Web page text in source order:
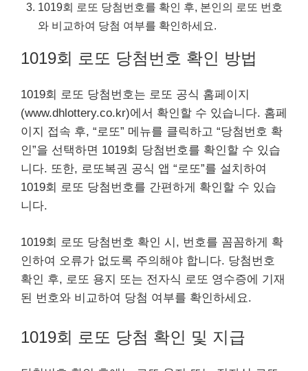
1019회 로또 당첨번호를 확인 후, 본인의 로또 번호
와 비교하여 당첨 여부를 확인하세요.
1019회 로또 당첨번호 확인 방법
1019회 로또 당첨번호는 로또 공식 홈페이지
(www.dhlottery.co.kr)에서 확인할 수 있습니다. 홈페
이지 접속 후, “로또” 메뉴를 클릭하고 “당첨번호 확
인”을 선택하면 1019회 당첨번호를 확인할 수 있습
니다. 또한, 로또복권 공식 앱 “로또”를 설치하여
1019회 로또 당첨번호를 간편하게 확인할 수 있습
니다.
1019회 로또 당첨번호 확인 시, 번호를 꼼꼼하게 확
인하여 오류가 없도록 주의해야 합니다. 당첨번호
확인 후, 로또 용지 또는 전자식 로또 영수증에 기재
된 번호와 비교하여 당첨 여부를 확인하세요.
1019회 로또 당첨 확인 및 지급